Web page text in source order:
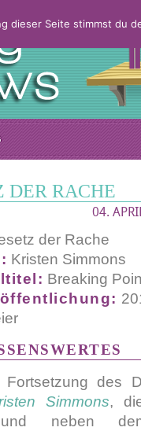
DER RACHE
04.
der Rache
Kristen Simmons
Breaking
des
Simmons,
und neben
dieser Seite stimmst du